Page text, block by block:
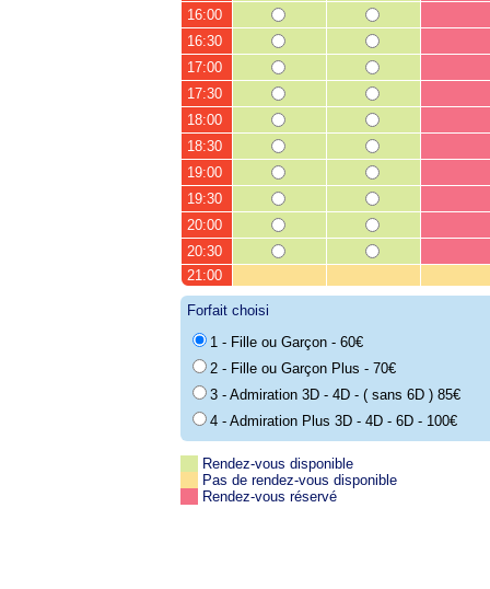
16:00
16:30
17:00
17:30
18:00
18:30
19:00
19:30
20:00
20:30
21:00
Forfait choisi
1 - Fille ou Garçon - 60€
2 - Fille ou Garçon Plus - 70€
3 - Admiration 3D - 4D - ( sans 6D ) 85€
4 - Admiration Plus 3D - 4D - 6D - 100€
Rendez-vous disponible
Pas de rendez-vous disponible
Rendez-vous réservé